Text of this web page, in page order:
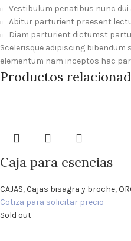
Vestibulum penatibus nunc
Abitur parturient praesent
Diam parturient dictumst
Scelerisque adipiscing
elementum nam inceptos hac
Productos
Caja para esencias
CAJAS,Cajas bisagra y broche,
Cotiza para solicitar precio
Sold out